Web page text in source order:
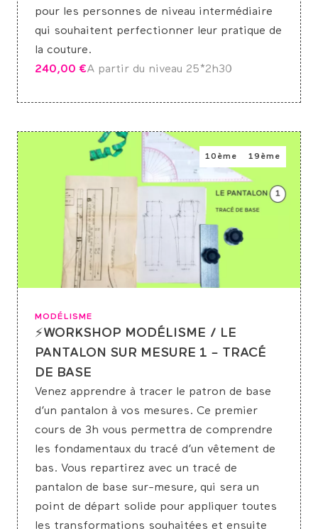
pour les personnes de niveau intermédiaire
qui souhaitent perfectionner leur pratique de
la couture.
240,00 €A partir du niveau 25*2h30
10ème 19ème
MODÉLISME
⚡WORKSHOP MODÉLISME / LE
PANTALON SUR MESURE 1 – TRACÉ
DE BASE
Venez apprendre à tracer le patron de base
d’un pantalon à vos mesures. Ce premier
cours de 3h vous permettra de comprendre
les fondamentaux du tracé d’un vêtement de
bas. Vous repartirez avec un tracé de
pantalon de base sur-mesure, qui sera un
point de départ solide pour appliquer toutes
les transformations souhaitées et ensuite